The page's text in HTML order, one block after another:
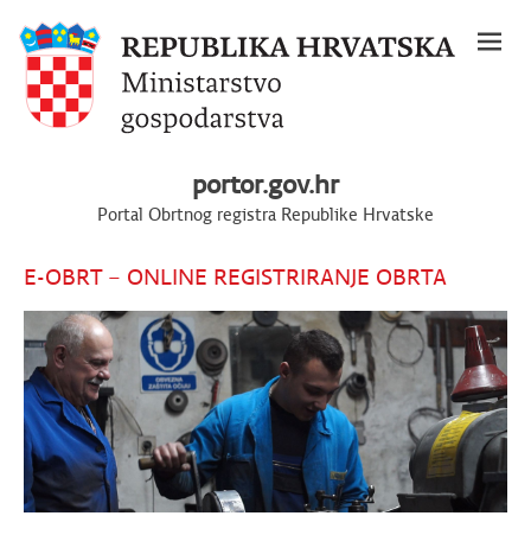
portor.gov.hr
Portal Obrtnog registra Republike Hrvatske
E-OBRT – ONLINE REGISTRIRANJE OBRTA